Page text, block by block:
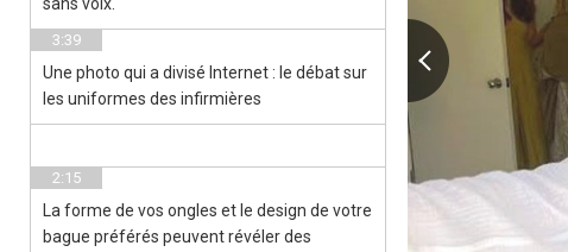
3:39
Une photo qui a divisé Internet : le débat sur
les uniformes des infirmières
2:15
La forme de vos ongles et le design de votre
bague préférés peuvent révéler des